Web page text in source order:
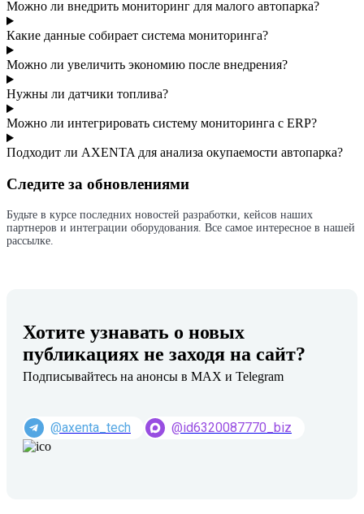
Можно ли внедрить мониторинг для малого автопарка?
Какие данные собирает система мониторинга?
Можно ли увеличить экономию после внедрения?
Нужны ли датчики топлива?
Можно ли интегрировать систему мониторинга с ERP?
Подходит ли AXENTA для анализа окупаемости автопарка?
Следите за обновлениями
Будьте в курсе последних новостей разработки, кейсов наших
партнеров и интеграции оборудования. Все самое интересное в нашей
рассылке.
Хотите узнавать о новых
публикациях не заходя на сайт?
Подписывайтесь на анонсы в MAX и Telegram
@axenta_tech @id6320087770_biz